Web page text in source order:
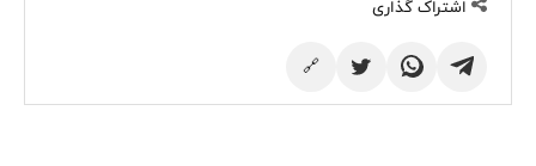
اشتراک گذاری
🔗